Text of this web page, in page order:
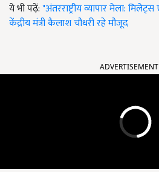
ये भी पढ़ें:"अंतरराष्ट्रीय व्यापार मेला:
केंद्रीय मंत्री कैलाश चौधरी रहे मौजूद
ADVERTISEMENT